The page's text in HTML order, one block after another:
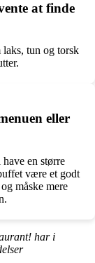
at finde
tun og torsk
eller
en større
være et godt
måske mere
har i